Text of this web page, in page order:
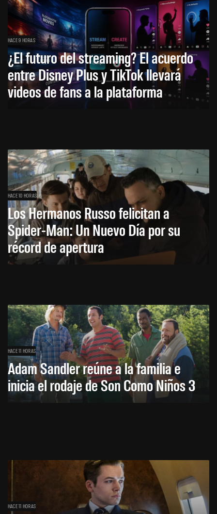
HACE 9 HORAS
¿El futuro del streaming? El acuerdo
entre Disney Plus y TikTok llevará
videos de fans a la plataforma
HACE 10 HORAS
Los Hermanos Russo felicitan a
Spider-Man: Un Nuevo Día por su
récord de apertura
HACE 11 HORAS
Adam Sandler reúne a la familia e
inicia el rodaje de Son Como Niños 3
HACE 11 HORAS